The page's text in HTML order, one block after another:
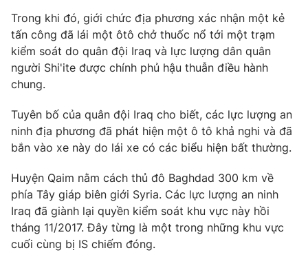
Góc doanh nghiệp
Truyền hình
Phim VTV
Hậu trường
Khán giả
Giải sao mai
Giải trí
Điện ảnh
Âm nhạc
Sao
Du lịch
Làm đẹp
Chất lượng cuộc sống
Giáo dục
Học trực tuyến
Công nghệ
Hitech Công nghệ tương lai
Sản phẩm
Giao lưu trực tuyến
Trong khi đó, giới chức địa phương xác nhận một kẻ
tấn công đã lái một ôtô chở thuốc nổ tới một trạm
kiểm soát do quân đội Iraq và lực lượng dân quân
người Shi'ite được chính phủ hậu thuẫn điều hành
chung.
Tuyên bố của quân đội Iraq cho biết, các lực lượng an
ninh địa phương đã phát hiện một ô tô khả nghi và đã
bắn vào xe này do lái xe có các biểu hiện bất thường.
Huyện Qaim nằm cách thủ đô Baghdad 300 km về
phía Tây giáp biên giới Syria. Các lực lượng an ninh
Iraq đã giành lại quyền kiểm soát khu vực này hồi
tháng 11/2017. Đây từng là một trong những khu vực
cuối cùng bị IS chiếm đóng.